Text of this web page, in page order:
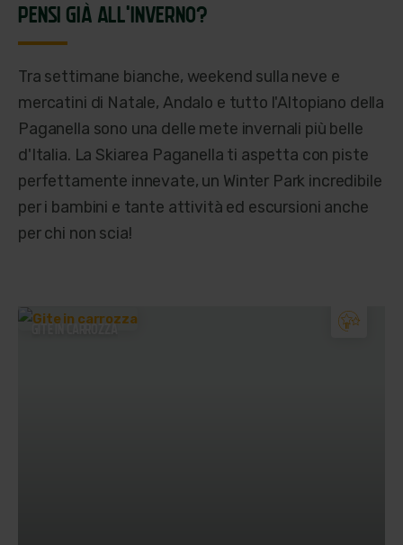
PENSI GIÀ ALL'INVERNO?
Tra settimane bianche, weekend sulla neve e
mercatini di Natale, Andalo e tutto l'Altopiano della
Paganella sono una delle mete invernali più belle
d'Italia. La Skiarea Paganella ti aspetta con piste
perfettamente innevate, un Winter Park incredibile
per i bambini e tante attività ed escursioni anche
per chi non scia!